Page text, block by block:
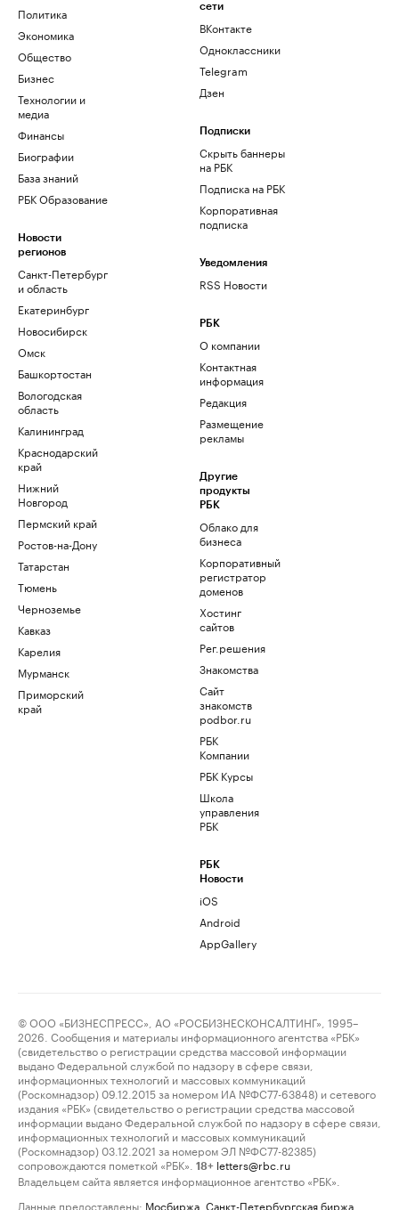
Политика
Экономика
Общество
Бизнес
Технологии и
медиа
Финансы
Биографии
База знаний
РБК Образование
Новости
регионов
Санкт-Петербург
и область
Екатеринбург
Новосибирск
Омск
Башкортостан
Вологодская
область
Калининград
Краснодарский
край
Нижний
Новгород
Пермский край
Ростов-на-Дону
Татарстан
Тюмень
Черноземье
Кавказ
Карелия
Мурманск
Приморский
край
сети
ВКонтакте
Одноклассники
Telegram
Дзен
Подписки
Скрыть баннеры
на РБК
Подписка на РБК
Корпоративная
подписка
Уведомления
RSS Новости
РБК
О компании
Контактная
информация
Редакция
Размещение
рекламы
Другие
продукты
РБК
Облако для
бизнеса
Корпоративный
регистратор
доменов
Хостинг
сайтов
Рег.решения
Знакомства
Сайт
знакомств
podbor.ru
РБК
Компании
РБК Курсы
Школа
управления
РБК
РБК
Новости
iOS
Android
AppGallery
© ООО «БИЗНЕСПРЕСС», АО «РОСБИЗНЕСКОНСАЛТИНГ», 1995–
2026. Сообщения и материалы информационного агентства «РБК»
(свидетельство о регистрации средства массовой информации
выдано Федеральной службой по надзору в сфере связи,
информационных технологий и массовых коммуникаций
(Роскомнадзор) 09.12.2015 за номером ИА №ФС77-63848) и сетевого
издания «РБК» (свидетельство о регистрации средства массовой
информации выдано Федеральной службой по надзору в сфере связи,
информационных технологий и массовых коммуникаций
(Роскомнадзор) 03.12.2021 за номером ЭЛ №ФС77-82385)
сопровождаются пометкой «РБК».
18+ letters@rbc.ru
Владельцем сайта является информационное агентство «РБК».
Данные предоставлены: Мосбиржа Санкт-Петербургская биржа